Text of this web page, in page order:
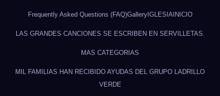
Frequently Asked Questions (FAQ)GalleryIGLESIAINICIO
LAS GRANDES CANCIONES SE ESCRIBEN EN SERVILLETAS.
MAS CATEGORIAS
MIL FAMILIAS HAN RECIBIDO AYUDAS DEL GRUPO LADRILLO
VERDE